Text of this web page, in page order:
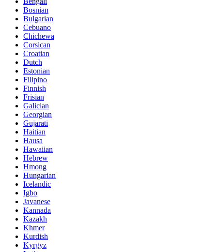
Bosnian
Bulgarian
Cebuano
Chichewa
Corsican
Croatian
Dutch
Estonian
Filipino
Finnish
Frisian
Galician
Georgian
Gujarati
Haitian
Hausa
Hawaiian
Hebrew
Hmong
Hungarian
Icelandic
Igbo
Javanese
Kannada
Kazakh
Khmer
Kurdish
Kyrgyz